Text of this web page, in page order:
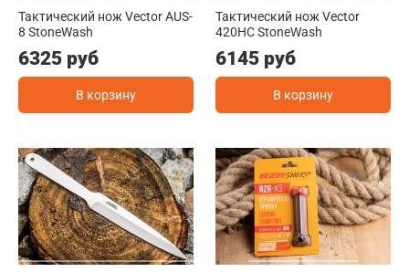
Тактический нож Vector AUS-
8 StoneWash
6325 руб
В корзину
Тактический нож Vector
420HC StoneWash
6145 руб
В корзину